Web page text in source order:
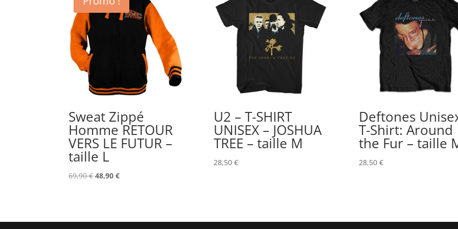
Sweat Zippé
Homme RETOUR
VERS LE FUTUR –
taille L
69,90€Le
69,90 €.
48,90€Le
48,90 €.
U2 – T-SHIRT
UNISEX – JOSHUA
TREE – taille M
28,50 €
Deftones
T-Shirt: Around
the Fur – taille
28,50 €